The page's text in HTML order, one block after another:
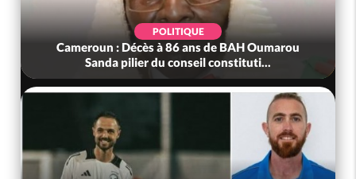
POLITIQUE
Cameroun : Décès à 86 ans de BAH Oumarou
Sanda pilier du conseil constituti...